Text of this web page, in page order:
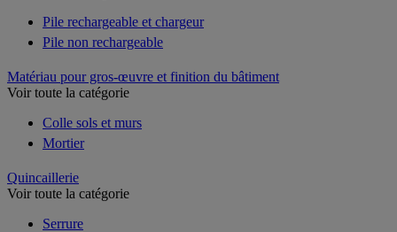
Pile rechargeable et chargeur
Pile non rechargeable
Matériau pour gros-œuvre et finition du bâtiment
Voir toute la catégorie
Colle sols et murs
Mortier
Quincaillerie
Voir toute la catégorie
Serrure